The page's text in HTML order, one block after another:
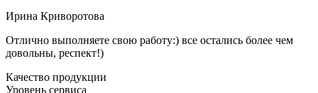
Ирина Криворотова
Отлично выполняете свою работу:) все остались более чем
довольны, респект!)
Качество продукции
Уровень сервиса